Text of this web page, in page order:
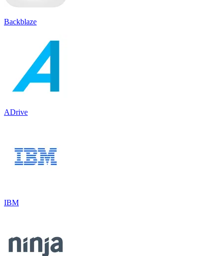
Backblaze
ADrive
IBM